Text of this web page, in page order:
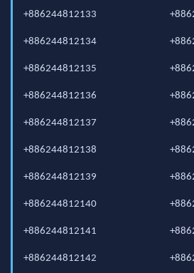
+886244812133
+886244812134
+886244812135
+886244812136
+886244812137
+886244812138
+886244812139
+886244812140
+886244812141
+886244812142